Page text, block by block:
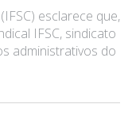
esclarece que,
IFSC, sindicato
administrativos do